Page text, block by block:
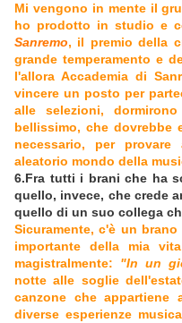
Mi vengono in mente il
ho prodotto in studio e
Sanremo, il premio della
grande temperamento e
l'allora Accademia di
vincere un posto per
alle selezioni,
bellissimo, che dovrebbe
necessario, per
aleatorio mondo della
6.Fra tutti i brani che ha
quello, invece, che crede
quello di un suo collega
Sicuramente, c'è un
importante della mia
magistralmente: "In un
notte alle soglie
canzone che
diverse esperienze